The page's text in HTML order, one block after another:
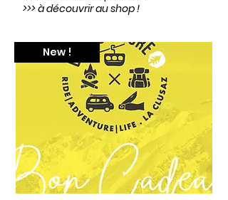
>>> à découvrir au shop !
New !